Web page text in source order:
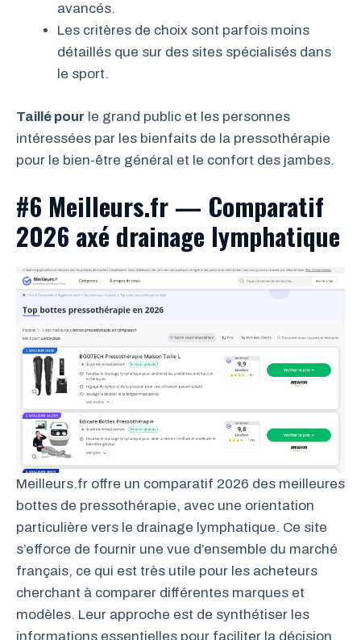
avancés.
Les critères de choix sont parfois moins
détaillés que sur des sites spécialisés dans
le sport.
Taillé pour le grand public et les personnes
intéressées par les bienfaits de la pressothérapie
pour le bien-être général et le confort des jambes.
#6 Meilleurs.fr — Comparatif
2026 axé drainage lymphatique
Meilleurs.fr offre un comparatif 2026 des meilleures
bottes de pressothérapie, avec une orientation
particulière vers le drainage lymphatique. Ce site
s’efforce de fournir une vue d’ensemble du marché
français, ce qui est très utile pour les acheteurs
cherchant à comparer différentes marques et
modèles. Leur approche est de synthétiser les
informations essentielles pour faciliter la décision